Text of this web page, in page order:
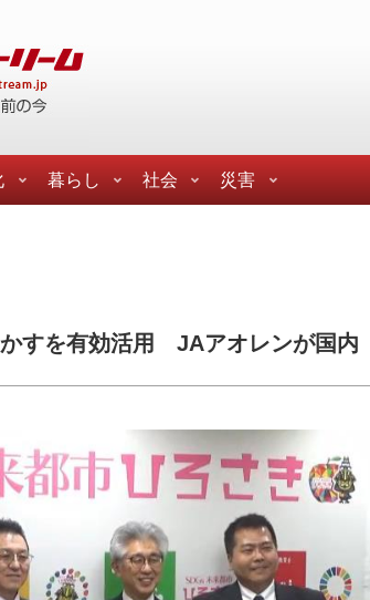
暮らし 社会 災害
すを有効活用 JAアオレンが国内